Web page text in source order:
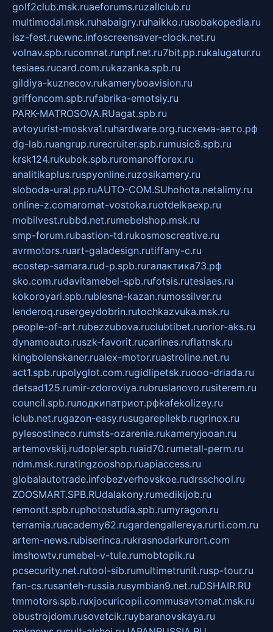
golf2club.msk.ruaeforums.ruzallclub.ru
multimodal.msk.ruhabaigry.ruhaikko.rusobakopedia.ru
isz-fest.ruewnc.infoscreensaver-clock.net.ru
volnav.spb.rucomnat.runpf.net.ru7bit.pp.rukalugatur.ru
tesiaes.rucard.com.rukazanka.spb.ru
gildiya-kuznecov.rukameryboavision.ru
griffoncom.spb.rufabrika-emotsiy.ru
PARK-MATROSOVA.RUagat.spb.ru
avtoyurist-moskva1.ruhardware.org.ruсхема-авто.рф
dg-lab.ruangrup.rurecruiter.spb.rumusic8.spb.ru
krsk124.rukubok.spb.ruromanofforex.ru
analitikaplus.ruspyonline.ruzosikamery.ru
sloboda-ural.pp.ruAUTO-COM.SUhohota.netalimy.ru
online-z.comaromat-vostoka.ruotdelkaexp.ru
mobilvest.rubbd.net.rumebelshop.msk.ru
smp-forum.rubastion-td.rukosmoscreative.ru
avrmotors.ruart-galadesign.rutiffany-c.ru
ecostep-samara.rud-p.spb.ruгалактика73.рф
sko.com.rudavitamebel-spb.rufotsis.rutesiaes.ru
kokoroyari.spb.rublesna-kazan.rumossilver.ru
lenderoq.rusergeydobrin.rutochkazvuka.msk.ru
people-of-art.rubezzubova.ruclubtibet.ruorior-aks.ru
dynamoauto.ruszk-favorit.rucarlines.ruflatnsk.ru
kingbolenskaner.rualex-motor.ruastroline.net.ru
act1.spb.rupolyglot.com.rugidlipetsk.ruooo-driada.ru
detsad125.rumir-zdoroviya.rubruslanovo.rusiterem.ru
council.spb.ruлодкипатриот.рфkafekolizey.ru
iclub.net.rugazon-easy.rusugarepilekb.rugrinox.ru
pylesostineco.rumsts-ozarenie.rukameryjooan.ru
artemovskij.rudopler.spb.ruaid70.rumetall-perm.ru
ndm.msk.ruratingzooshop.ruapiaccess.ru
globalautotrade.infobezverhovskoe.rudrsschool.ru
ZOOSMART.SPB.RUdalakony.rumedikijob.ru
remontt.spb.ruphotostudia.spb.rumyragon.ru
terramia.ruacademy62.rugardengallereya.rurti.com.ru
artem-news.rubiserinca.rukrasnodarkurort.com
imshowtv.rumebel-v-tule.rumobtopik.ru
pcsecurity.net.rutool-sib.rumultimetrunit.rusp-tour.ru
fan-cs.rusanteh-russia.rusymbian9.net.ruDSHAIR.RU
tmmotors.spb.ruxjocuricopii.commusavtomat.msk.ru
obustrojdom.rusovetcik.ruybaranovskaya.ru